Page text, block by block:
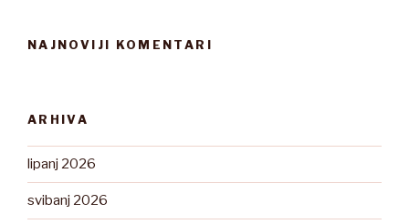
NAJNOVIJI KOMENTARI
ARHIVA
lipanj 2026
svibanj 2026